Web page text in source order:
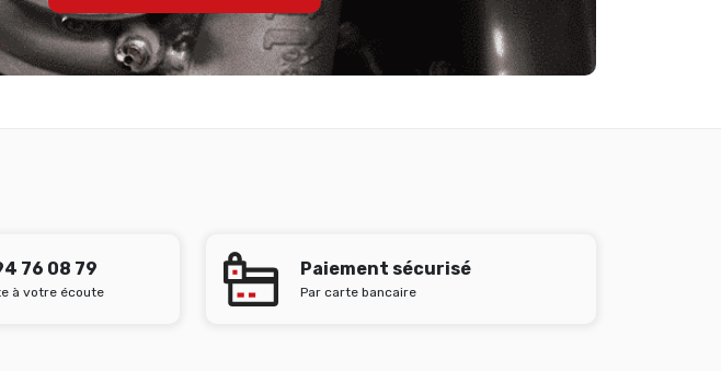
76 08 79
à votre écoute
Paiement sécurisé
Par carte bancaire